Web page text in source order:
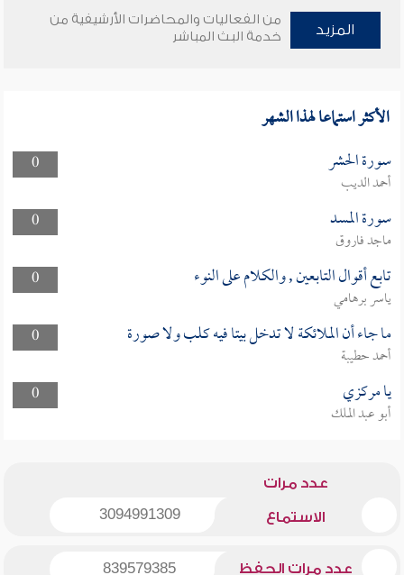
المزيد
من الفعاليات والمحاضرات الأرشيفية من
خدمة البث المباشر
الأكثر استماعا لهذا الشهر
0 سورة الحشر
أحمد الديب
0
سورة المسد
ماجد فاروق
0
تابع أقوال التابعين , والكلام على النوء
ياسر برهامي
0
ما جاء أن الملائكة لا تدخل بيتا فيه كلب ولا صورة
أحمد حطيبة
0
يا مركزي
أبو عبد الملك
عدد مرات
الاستماع 3094991309
عدد مرات الحفظ 839579385